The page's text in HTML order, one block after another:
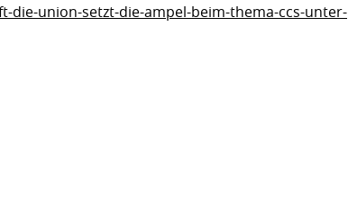
union-setzt-die-ampel-beim-thema-ccs-unter-